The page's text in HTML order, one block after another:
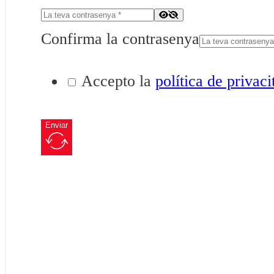
Confirma la contrasenya
Accepto la política de
Enviar